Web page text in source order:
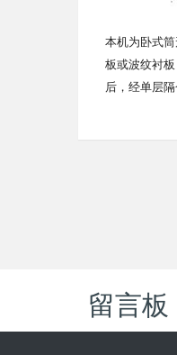
本机为卧式
板或波纹衬
后，经单层
留言板